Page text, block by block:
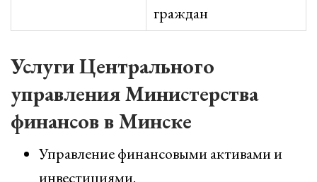
граждан
Услуги Центрального
управления Министерства
финансов в Минске
Управление финансовыми активами и
инвестициями.